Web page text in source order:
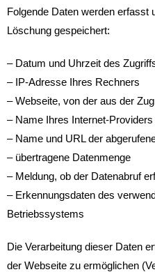
Folgende Daten werden erfasst
Löschung gespeichert:
– Datum und Uhrzeit des
– IP-Adresse Ihres Rechners
– Webseite, von der aus der
– Name Ihres Internet-Providers
– Name und URL der
– übertragene Datenmenge
– Meldung, ob der Datenabruf
– Erkennungsdaten des
Betriebssystems
Die Verarbeitung dieser Daten
der Webseite zu ermöglichen